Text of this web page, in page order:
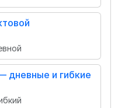
дневные и гибкие